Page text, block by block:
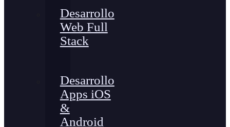
Desarrollo
Web Full
Stack
Desarrollo
Apps iOS
&
Android